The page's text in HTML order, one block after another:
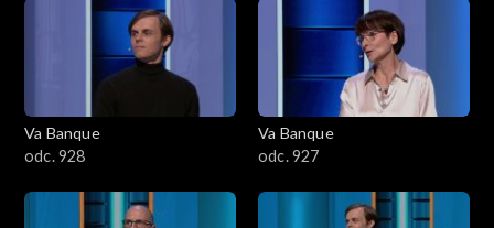
Va Banque
odc. 928
Va Banque
odc. 927